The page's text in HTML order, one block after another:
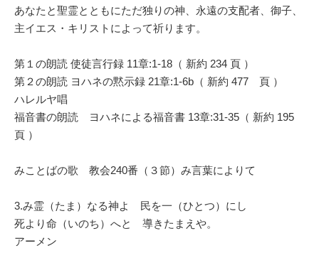
あなたと聖霊とともにただ独りの神、永遠の支配者、御子、
主イエス・キリストによって祈ります。
第１の朗読 使徒言行録 11章:1-18（ 新約 234 頁 ）
第２の朗読 ヨハネの黙示録 21章:1-6b（ 新約 477 頁 ）
ハレルヤ唱
福音書の朗読 ヨハネによる福音書 13章:31-35（ 新約 195
頁 ）
みことばの歌 教会240番（３節）み言葉によりて
3.み霊（たま）なる神よ 民を一（ひとつ）にし
死より命（いのち）へと 導きたまえや。
アーメン